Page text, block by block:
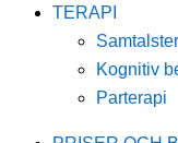
TERAPI
Kognitiv
Parterapi